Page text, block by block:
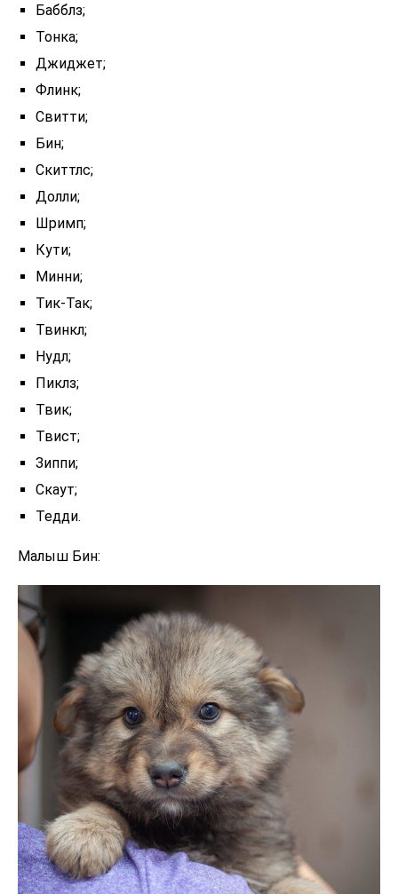
Бабблз;
Тонка;
Джиджет;
Флинк;
Свитти;
Бин;
Скиттлс;
Долли;
Шримп;
Кути;
Минни;
Тик-Так;
Твинкл;
Нудл;
Пиклз;
Твик;
Твист;
Зиппи;
Скаут;
Тедди.
Малыш Бин: